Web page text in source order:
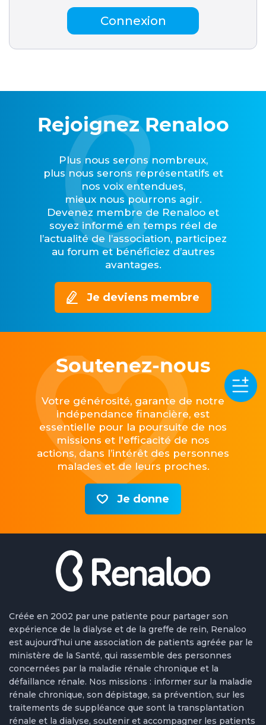
Connexion
Rejoignez Renaloo
Plus nous serons nombreux,
plus nous serons représentatifs et
nos voix entendues,
mieux nous pourrons agir.
Devenez membre de Renaloo et
soyez informé en temps réel de
l’actualité de l’association, participez
au forum et bénéficiez d’autres
avantages.
Je deviens membre
Soutenez-nous
Votre générosité, garante de notre
indépendance financière, est
essentielle pour la poursuite de nos
missions et l'efficacité de nos
actions, dans l’intérêt des personnes
malades et de leurs proches.
Je donne
Créée en 2002 par une patiente pour partager son
expérience de la dialyse et de la greffe de rein, Renaloo
est aujourd’hui une association de patients agréée par le
ministère de la Santé, qui rassemble des personnes
concernées par la maladie rénale chronique et la
défaillance rénale. Nos missions : informer sur la maladie
rénale chronique, son dépistage, sa prévention, sur les
traitements de suppléance que sont la transplantation
rénale et la dialyse, soutenir et accompagner les patients